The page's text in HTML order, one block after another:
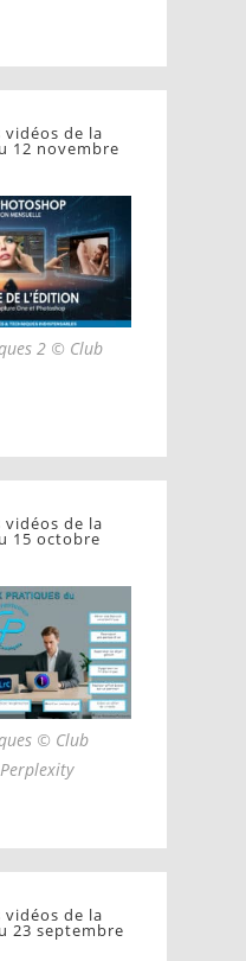
vidéos de la
12 novembre
2 © Club
vidéos de la
15 octobre
© Club
vidéos de la
23 septembre